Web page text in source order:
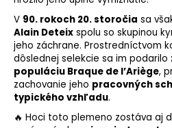
V 90. rokoch 20. storočia sa
Alain Deteix spolu so skupinou
jeho záchrane. Prostredníctvom
dôslednej selekcie sa im podarilo
populáciu Braque de l’Ariège,
zachovanie jeho pracovných
typického vzhľadu.
🔥 Hoci toto plemeno zostáva aj